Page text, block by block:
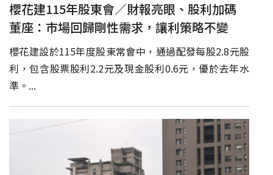
櫻花建115年股東會／財報亮眼、股利加碼
董座：市場回歸剛性需求，讓利策略不變
櫻花建設於115年度股東常會中，通過配發每股2.8元股
利，包含股票股利2.2元及現金股利0.6元，優於去年水
準。...